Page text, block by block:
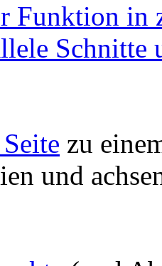
Funktion in
Schnitte
zu
und